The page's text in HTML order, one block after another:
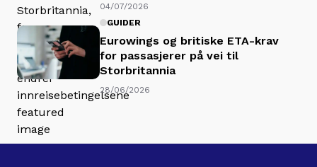
04/07/2026
GUIDER
Eurowings og britiske ETA-krav
for passasjerer på vei til
Storbritannia
28/06/2026